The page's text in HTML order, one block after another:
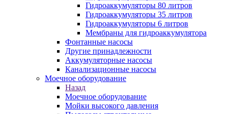
Гидроаккумуляторы 80 литров
Гидроаккумуляторы 35 литров
Гидроаккумуляторы 6 литров
Мембраны для гидроаккумулятора
Фонтанные насосы
Другие принадлежности
Аккумуляторные насосы
Канализационные насосы
Моечное оборудование
Назад
Моечное оборудование
Мойки высокого давления